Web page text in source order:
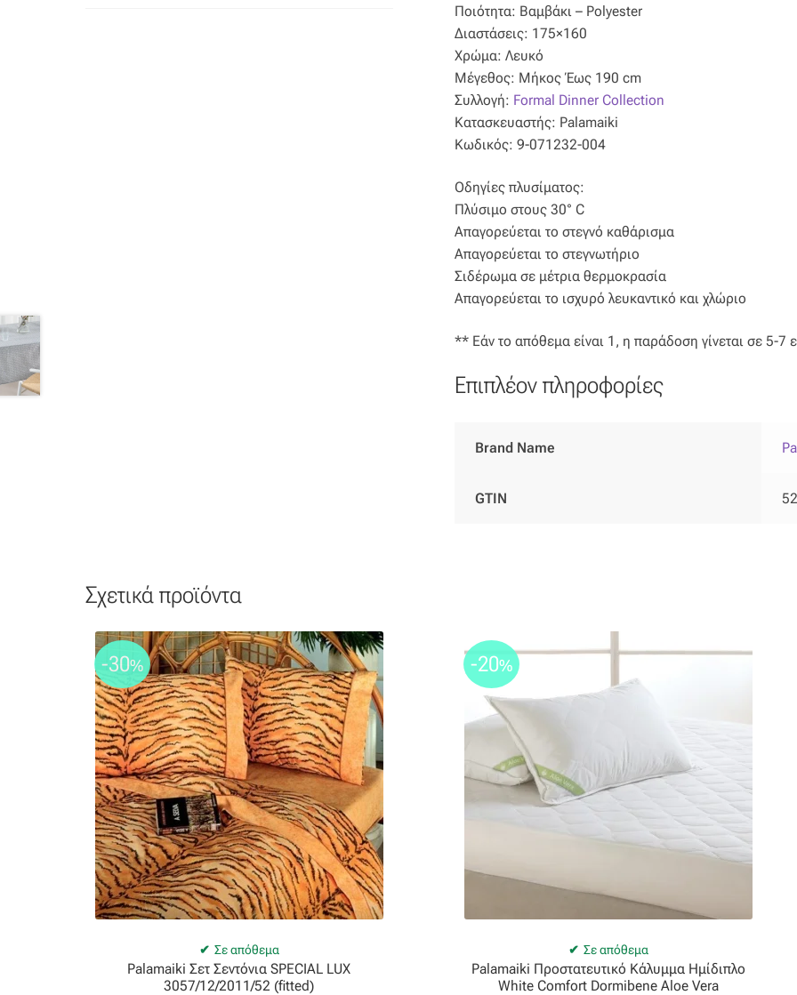
Ποιότητα: Βαμβάκι – Polyester
Διαστάσεις: 175×160
Χρώμα: Λευκό
Μέγεθος: Μήκος Έως 190 cm
Συλλογή: Formal Dinner Collection
Κατασκευαστής: Palamaiki
Κωδικός: 9-071232-004
Οδηγίες πλυσίματος:
Πλύσιμο στους 30° C
Απαγορεύεται το στεγνό καθάρισμα
Απαγορεύεται το στεγνωτήριο
Σιδέρωμα σε μέτρια θερμοκρασία
Απαγορεύεται το ισχυρό λευκαντικό και χλώριο
** Εάν το απόθεμα είναι 1, η παράδοση γίνεται σε 5-7
Επιπλέον πληροφορίες
Brand Name
GTIN
Σχετικά προϊόντα
Σε απόθεμα
-30%
Palamaiki Σετ Σεντόνια SPECIAL LUX
3057/12/2011/52 (fitted)
Σε απόθεμα
-20%
Palamaiki Προστατευτικό Κάλυμμα Ημίδιπλο
White Comfort Dormibene Aloe Vera